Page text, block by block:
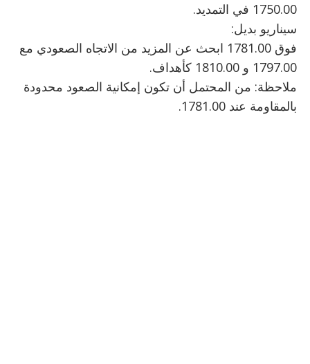
1750.00 في التمديد.
سيناريو بديل:
فوق 1781.00 ابحث عن المزيد من الاتجاه الصعودي مع
1797.00 و 1810.00 كأهداف.
ملاحظة: من المحتمل أن تكون إمكانية الصعود محدودة
بالمقاومة عند 1781.00.